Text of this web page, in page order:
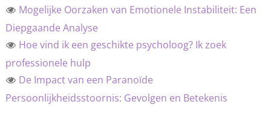
Mogelijke Oorzaken van Emotionele Instabiliteit: Een
Diepgaande Analyse
Hoe vind ik een geschikte psycholoog? Ik zoek
professionele hulp
De Impact van een Paranoïde
Persoonlijkheidsstoornis: Gevolgen en Betekenis